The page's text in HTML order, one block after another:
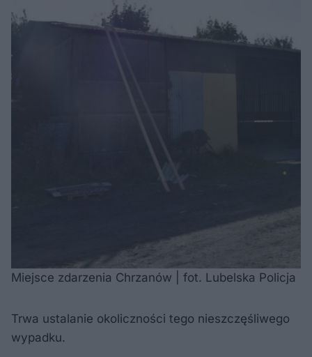
Miejsce zdarzenia Chrzanów | fot. Lubelska Policja
Trwa ustalanie okoliczności tego nieszczęśliwego
wypadku.